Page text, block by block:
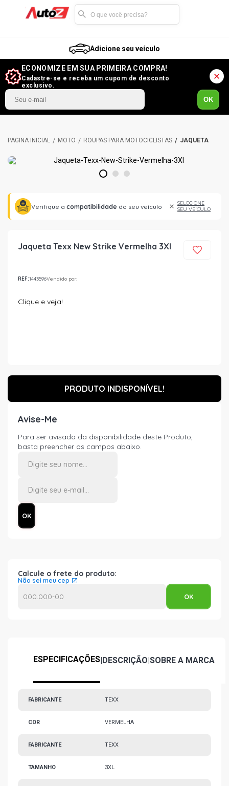
Adicione seu veículo
ECONOMIZE EM SUA PRIMEIRA COMPRA!
Cadastre-se e receba um cupom de desconto
exclusivo.
OK
MOTO ROUPAS PARA MOTOCICLISTAS JAQUETA
1 2 3
Verifique a compatibilidade do seu veículo
SELECIONE
SEU VEÍCULO
Jaqueta Texx New Strike Vermelha 3Xl
REF:1443596Vendido por:
Clique e veja!
PRODUTO INDISPONÍVEL!
Avise-Me
Para ser avisado da disponibilidade deste Produto,
basta preencher os campos abaixo.
Calcule o frete do produto:
Não sei meu cep
ESPECIFICAÇÕES|DESCRIÇÃO|SOBRE A MARCA
FABRICANTE TEXX
COR VERMELHA
FABRICANTE TEXX
TAMANHO 3XL